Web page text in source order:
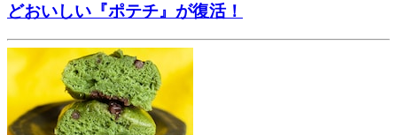
どおいしい『ポテチ』が復活！